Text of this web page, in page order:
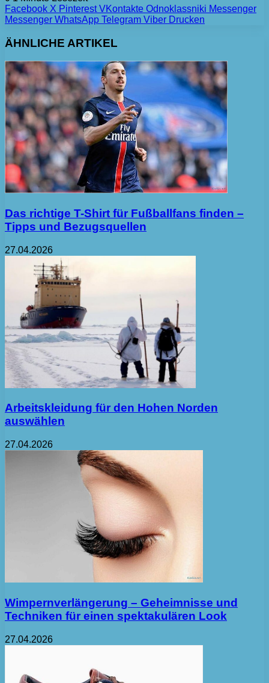
Facebook X Pinterest VKontakte Odnoklassniki Messenger
Messenger WhatsApp Telegram Viber Drucken
ÄHNLICHE ARTIKEL
Das richtige T-Shirt für Fußballfans finden –
Tipps und Bezugsquellen
27.04.2026
Arbeitskleidung für den Hohen Norden
auswählen
27.04.2026
Wimpernverlängerung – Geheimnisse und
Techniken für einen spektakulären Look
27.04.2026